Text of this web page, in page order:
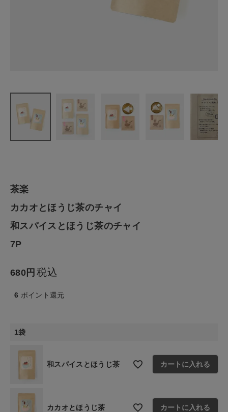
CATEGORY
生活雑貨
特集
ご利用ガイド
お問い合わせ
茶楽
カカオとほうじ茶のチャイ
和スパイスとほうじ茶のチャイ
7P
680 税込
6 ポイント還元
1袋
和スパイスとほうじ茶 カートに入れる
カカオとほうじ茶 カートに入れる